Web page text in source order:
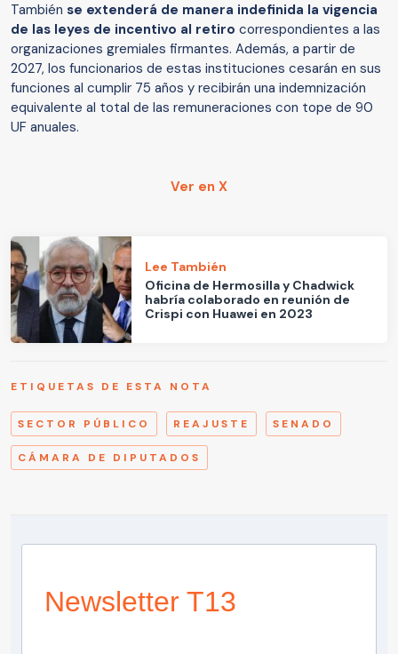
También se extenderá de manera indefinida la vigencia
de las leyes de incentivo al retiro correspondientes a las
organizaciones gremiales firmantes. Además, a partir de
2027, los funcionarios de estas instituciones cesarán en sus
funciones al cumplir 75 años y recibirán una indemnización
equivalente al total de las remuneraciones con tope de 90
UF anuales.
Ver en X
Lee También
Oficina de Hermosilla y Chadwick
habría colaborado en reunión de
Crispi con Huawei en 2023
ETIQUETAS DE ESTA NOTA
SECTOR PÚBLICO REAJUSTE SENADO
CÁMARA DE DIPUTADOS
Newsletter T13